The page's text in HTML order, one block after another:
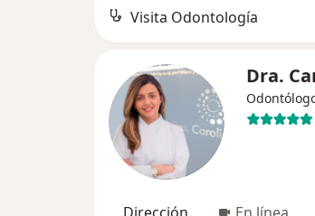
Visita Odontología
Dra.